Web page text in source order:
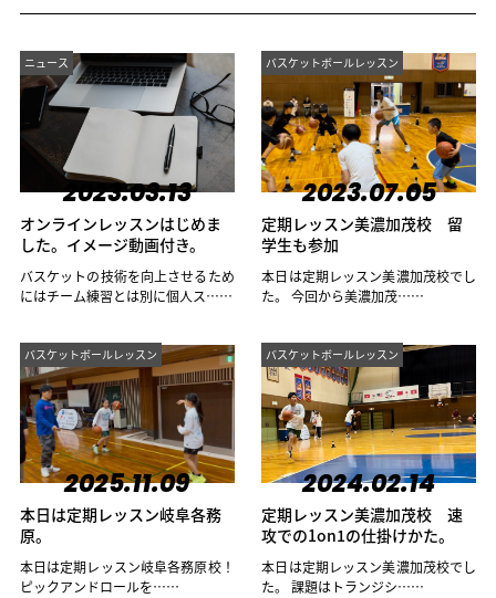
ニュース
2023.03.13
オンラインレッスンはじめま
した。イメージ動画付き。
バスケットの技術を向上させるため
にはチーム練習とは別に個人ス……
バスケットボールレッスン
2023.07.05
定期レッスン美濃加茂校 留
学生も参加
本日は定期レッスン美濃加茂校でし
た。 今回から美濃加茂……
バスケットボールレッスン
2025.11.09
本日は定期レッスン岐阜各務
原。
本日は定期レッスン岐阜各務原校！
ピックアンドロールを……
バスケットボールレッスン
2024.02.14
定期レッスン美濃加茂校 速
攻での1on1の仕掛けかた。
本日は定期レッスン美濃加茂校でし
た。 課題はトランジシ……